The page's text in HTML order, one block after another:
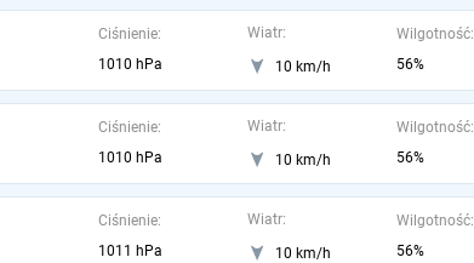
Ciśnienie:
1010 hPa
Wiatr:
10 km/h
Wilgotność:
56%
Ciśnienie:
1010 hPa
Wiatr:
10 km/h
Wilgotność:
56%
Ciśnienie:
1011 hPa
Wiatr:
10 km/h
Wilgotność:
56%